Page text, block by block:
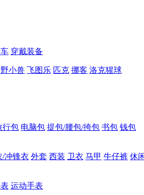
穿戴装备
野小兽 飞图乐 匹克 挪客 洛克猩球
行包 电脑包 提包/腰包/挎包 书包 钱包
/冲锋衣 外套 西装 卫衣 马甲 牛仔裤 休
运动手表